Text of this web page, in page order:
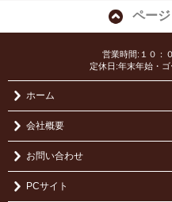
ペー
営業時間:１０
定休日:年末年始・
ホーム
会社概要
お問い合わせ
PCサイト